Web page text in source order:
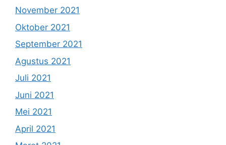
November 2021
Oktober 2021
September 2021
Agustus 2021
Juli 2021
Juni 2021
Mei 2021
April 2021